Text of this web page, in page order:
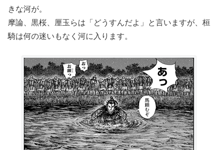
きな河が。
摩論、黒桜、厘玉らは「どうすんだよ」と言いますが、桓
騎は何の迷いもなく河に入ります。